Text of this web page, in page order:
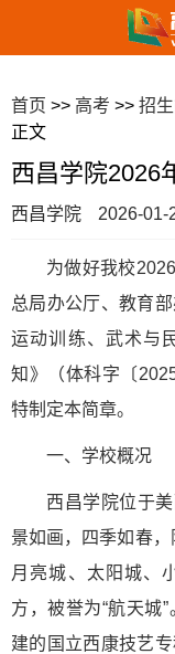
首页 >> 高考 >> 招
正文
西昌学院2026
西昌学院 2026-01-
为做好我校
总局办公厅、教育
运动训练、武术与
知》（体科字〔
特制定本简章。
一、学校概况
西昌学院位于
景如画，四季如春，
月亮城、太阳城、
方，被誉为“航天城
建的国立西康技艺